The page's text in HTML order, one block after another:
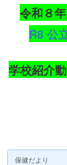
令和８
R8 公
学校紹介
保健だより